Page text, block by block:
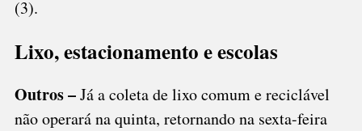
(3).
Lixo, estacionamento e escolas
Outros –Já a coleta de lixo comum e reciclável
não operará na quinta, retornando na sexta-feira